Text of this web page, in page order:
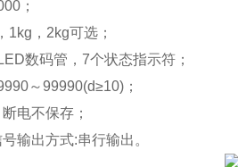
；
，2kg可选；
数码管，7个状态指示符；
～99990(d≥10)；
电不保存；
输出方式:串行输出。